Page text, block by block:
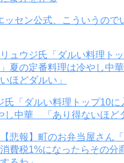
ッセン公式、こういうので
氏「ダルい料理トップ10
し中華 「あり得ないほど